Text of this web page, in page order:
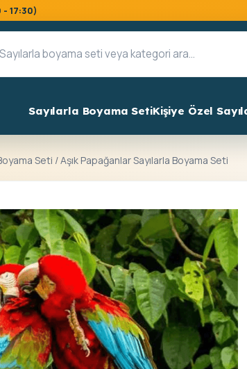
- 17:30)
Sayılarla Boyama SetiKişiye Özel
Seti / Aşık Papağanlar Sayılarla Boyama Seti